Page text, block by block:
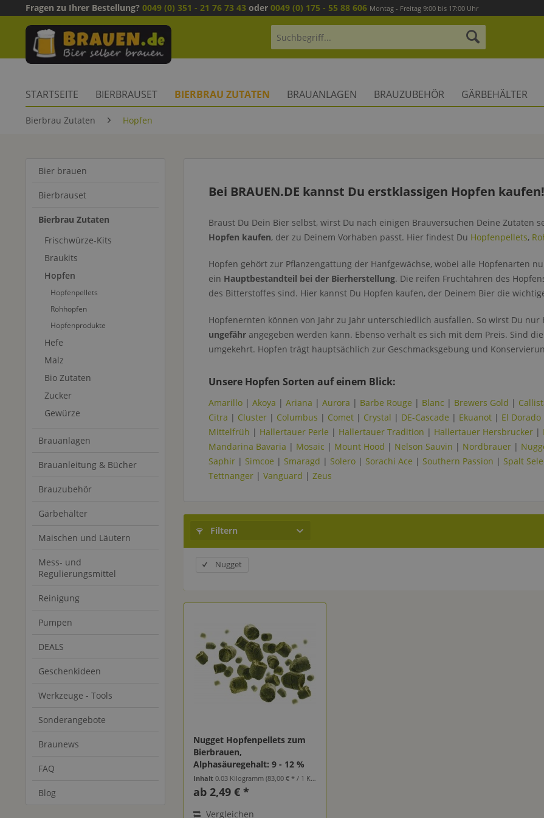
Fragen zu Ihrer Bestellung? 0049 (0) 351 - 21 76 73 43 oder 0049 (0) 175 - 55 88 606 Montag - Freitag 9:00 bis 17:00 Uhr
STARTSEITE BIERBRAUSET BIERBRAU ZUTATEN BRAUANLAGEN BRAUZUBEHÖR GÄRBEHÄLTER
Bierbrau Zutaten Hopfen
Bier brauen
Bierbrauset
Bierbrau Zutaten
Frischwürze-Kits
Braukits
Hopfen
Hopfenpellets
Rohhopfen
Hopfenprodukte
Hefe
Malz
Bio Zutaten
Zucker
Gewürze
Brauanlagen
Brauanleitung & Bücher
Brauzubehör
Gärbehälter
Maischen und Läutern
Mess- und
Regulierungsmittel
Reinigung
Pumpen
DEALS
Geschenkideen
Werkzeuge - Tools
Sonderangebote
Braunews
FAQ
Blog
Bei BRAUEN.DE kannst Du erstklassigen Hopfen kaufen!
Braust Du Dein Bier selbst, wirst Du nach einigen Brauversuchen Deine Zutaten
Hopfen kaufen, der zu Deinem Vorhaben passt. Hier findest Du Hopfenpellets,
Hopfen gehört zur Pflanzengattung der Hanfgewächse, wobei alle Hopfenarten
ein Hauptbestandteil bei der Bierherstellung. Die reifen Fruchtähren des
des Bitterstoffes sind. Hier kannst Du Hopfen kaufen, der Deinem Bier die
Hopfenernten können von Jahr zu Jahr unterschiedlich ausfallen. So wirst Du nur
ungefähr angegeben werden kann. Ebenso verhält es sich mit dem Preis. Sind
umgekehrt. Hopfen trägt hauptsächlich zur Geschmacksgebung und
Unsere Hopfen Sorten auf einem Blick:
Amarillo | Akoya | Ariana | Aurora | Barbe Rouge | Blanc | Brewers Gold |
Citra | Cluster | Columbus | Comet | Crystal | DE-Cascade | Ekuanot | El Dorado
Mittelfrüh | Hallertauer Perle | Hallertauer Tradition | Hallertauer Hersbrucker |
Mandarina Bavaria | Mosaic | Mount Hood | Nelson Sauvin | Nordbrauer |
Saphir | Simcoe | Smaragd | Solero | Sorachi Ace | Southern Passion | Spalt
Tettnanger | Vanguard | Zeus
Filtern
Nugget
Nugget Hopfenpellets zum
Bierbrauen,
Alphasäuregehalt: 9 - 12 %
Inhalt0.03 Kilogramm(83,00 € * / 1 Kilogramm)
ab 2,49 € *
Vergleichen